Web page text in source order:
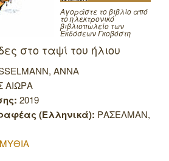
Αγοράστε το βιβλίο από
το ηλεκτρονικό
βιβλιοπωλείο των
Εκδόσεων Γκοβόστη
στο ταψί του ήλιου
ANNA
ΑΙΩΡΑ
2019
(Ελληνικά): ΡΑΣΕΛΜΑΝ,